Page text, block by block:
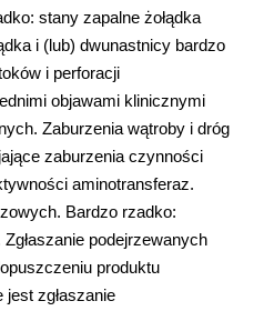
stany zapalne żołądka
i (lub) dwunastnicy bardzo
i perforacji
objawami klinicznymi
Zaburzenia wątroby i dróg
zaburzenia czynności
aminotransferaz.
Bardzo rzadko:
podejrzewanych
produktu
zgłaszanie